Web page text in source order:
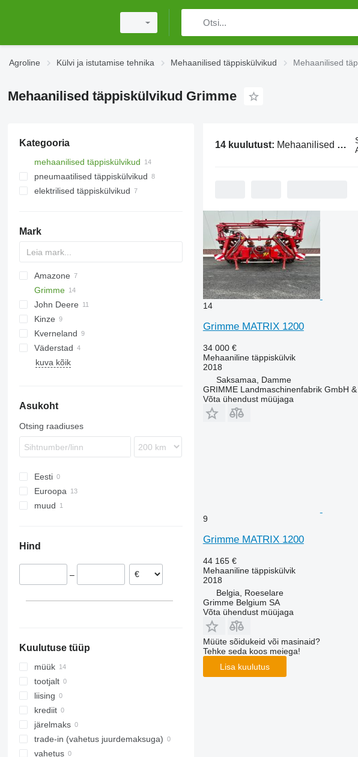
Agroline Külvi ja istutamise tehnika Mehaanilised täppiskülvikud Mehaanilised
Mehaanilised täppiskülvikud Grimme
Kategooria
mehaanilised täppiskülvikud
pneumaatilised täppiskülvikud
elektrilised täppiskülvikud
Mark
Monopill
Amazone
Catros
Citan
Condor
ED
Aeromat
Centra
Multicorn
Unicorn
Grimme
MATRIX
MATRIX 1200
MATRIX 1800
Maestro
John Deere
1780
7000
7200
DB
Kinze
2000
3000
3600
Planter
Kverneland
Optima
Saphir
Zirkon
MECA
NG
T-ForcePlus
DZ
Väderstad
Rapid
kuva kõik
Asukoht
Otsing raadiuses
Eesti
Euroopa
muud
Hind
–
Kuulutuse tüüp
müük
tootjalt
liising
krediit
järelmaks
trade-in (vahetus juurdemaksuga)
vahetus
14 kuulutust: Mehaanilised täppiskülvikud Grimme
14
Grimme MATRIX 1200
34 000 €
Mehaaniline täppiskülvik
2018
Saksamaa, Damme
GRIMME Landmaschinenfabrik GmbH
Võta ühendust müüjaga
9
Grimme MATRIX 1200
44 165 €
Mehaaniline täppiskülvik
2018
Belgia, Roeselare
Grimme Belgium SA
Võta ühendust müüjaga
Müüte sõidukeid või masinaid?
Tehke seda koos meiega!
Lisa kuulutus